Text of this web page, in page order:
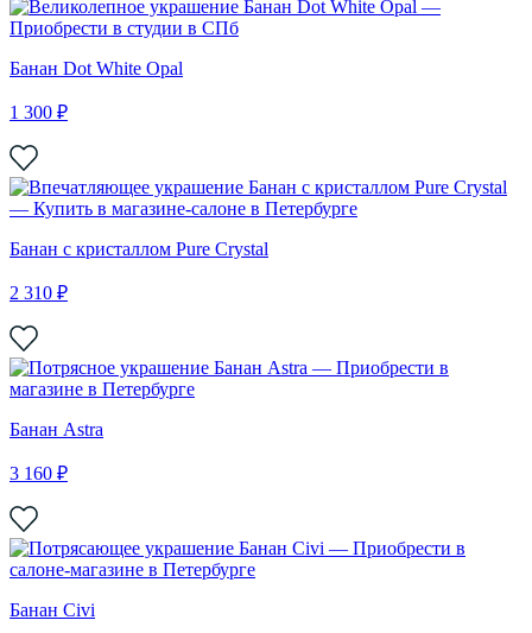
Банан Dot White Opal
1 300 ₽
Банан с кристаллом Pure Crystal
2 310 ₽
Банан Astra
3 160 ₽
Банан Civi